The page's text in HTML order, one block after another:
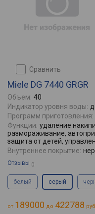
сравнить
Miele DG 7440 GRGR
Объем: 40
Индикатор уровня воды:
Программ приготовления:
Функции: удаление
размораживание,
защита от детей,
Внутреннее покрытие:
Отзывы 0
белый серый
от 189000 до 422788